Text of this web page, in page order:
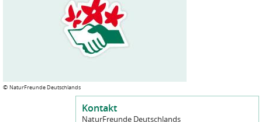
© NaturFreunde Deutschlands
Kontakt
NaturFreunde Deutschlands